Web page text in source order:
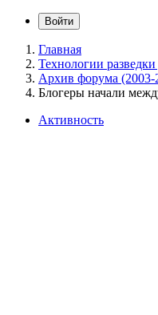
Войти
Главная
Технологии разведки
Архив форума (2003-
Блогеры начали
Активность